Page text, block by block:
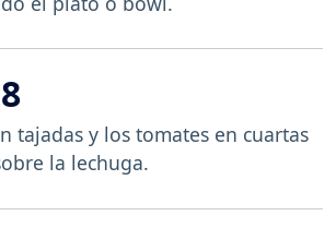
tajadas y los tomates en cuartas
la lechuga.